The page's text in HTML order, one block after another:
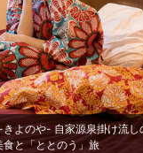
きよのや- 自家源泉掛け流
と「ととのう」旅